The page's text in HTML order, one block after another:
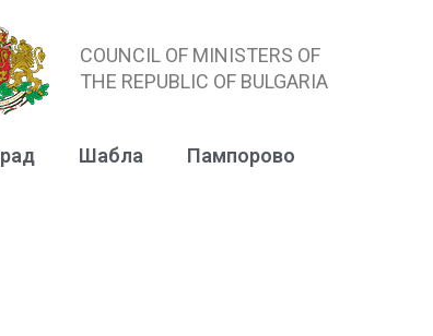
COUNCIL OF MINISTERS OF
THE REPUBLIC OF BULGARIA
Шабла Пампорово